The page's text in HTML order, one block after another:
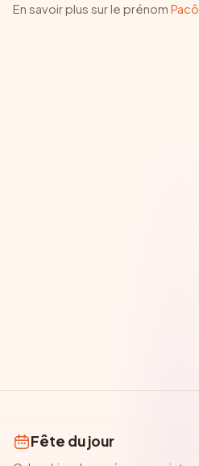
En savoir plus sur le prénom
Fête du jour